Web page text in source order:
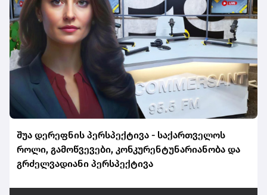
შუა დერეფნის პერსპექტივა - საქართველოს
როლი, გამოწვევები, კონკურენტუნარიანობა და
გრძელვადიანი პერსპექტივა